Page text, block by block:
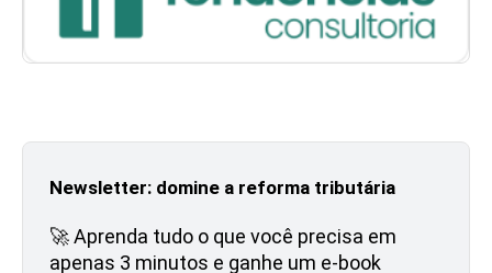
Newsletter: domine a reforma tributária
🚀 Aprenda tudo o que você precisa em
apenas 3 minutos e ganhe um e-book